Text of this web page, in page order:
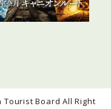
Board All Right